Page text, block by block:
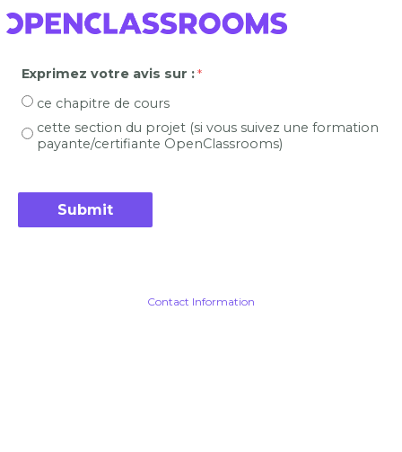
Exprimez votre avis sur :
ce chapitre de cours
cette section du projet (si vous suivez une formation
payante/certifiante OpenClassrooms)
Contact Information